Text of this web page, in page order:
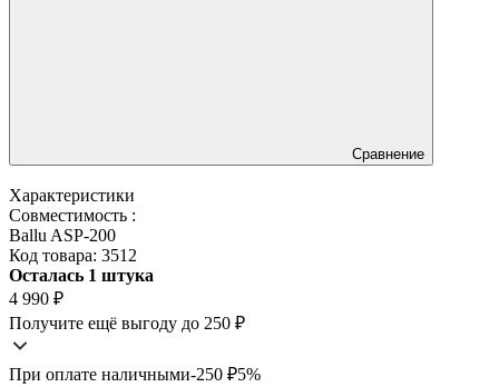
Сравнение
Характеристики
Совместимость :
Ballu ASP-200
Код товара: 3512
Осталась 1 штука
4 990 ₽
Получите ещё выгоду до 250 ₽
При оплате наличными-250 ₽5%